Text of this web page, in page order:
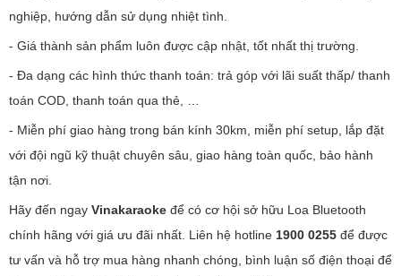
nghiệp, hướng dẫn sử dụng nhiệt tình.
- Giá thành sản phẩm luôn được cập nhật, tốt nhất thị trường.
- Đa dạng các hình thức thanh toán: trả góp với lãi suất thấp/ thanh
toán COD, thanh toán qua thẻ, …
- Miễn phí giao hàng trong bán kính 30km, miễn phí setup, lắp đặt
với đội ngũ kỹ thuật chuyên sâu, giao hàng toàn quốc, bảo hành
tận nơi.
Hãy đến ngay Vinakaraoke để có cơ hội sở hữu Loa Bluetooth
chính hãng với giá ưu đãi nhất. Liên hệ hotline 1900 0255 để được
tư vấn và hỗ trợ mua hàng nhanh chóng, bình luận số điện thoại để